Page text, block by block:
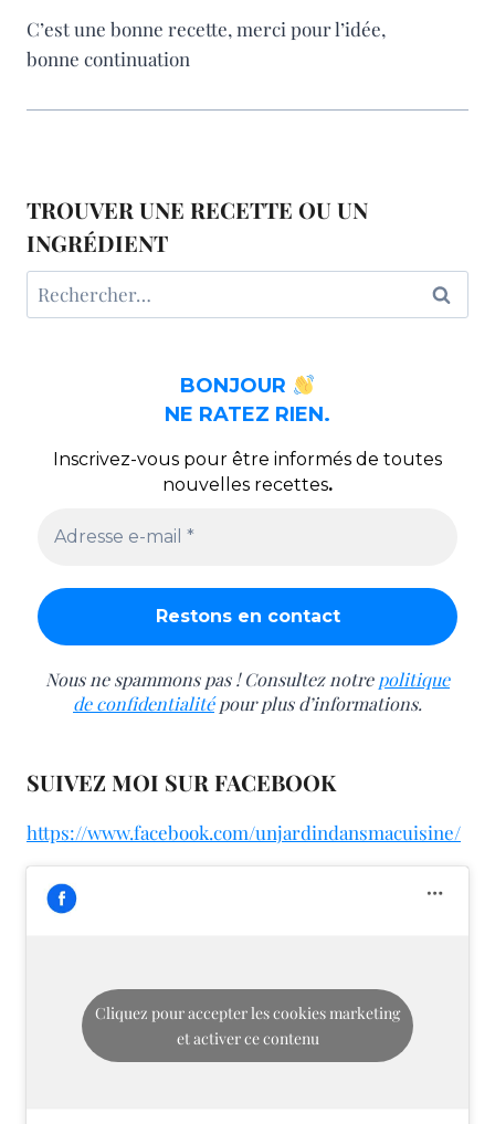
C’est une bonne recette, merci pour l’idée,
bonne continuation
TROUVER UNE RECETTE OU UN
INGRÉDIENT
Rechercher :
BONJOUR
NE RATEZ RIEN.
Inscrivez-vous pour être informés de toutes
nouvelles recettes.
Nous ne spammons pas ! Consultez notre politique
de confidentialitépour plus d’informations.
SUIVEZ MOI SUR FACEBOOK
https://www.facebook.com/unjardindansmacuisine/
Cliquez pour accepter les cookies marketing
et activer ce contenu